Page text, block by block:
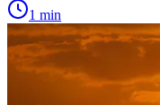
1 min